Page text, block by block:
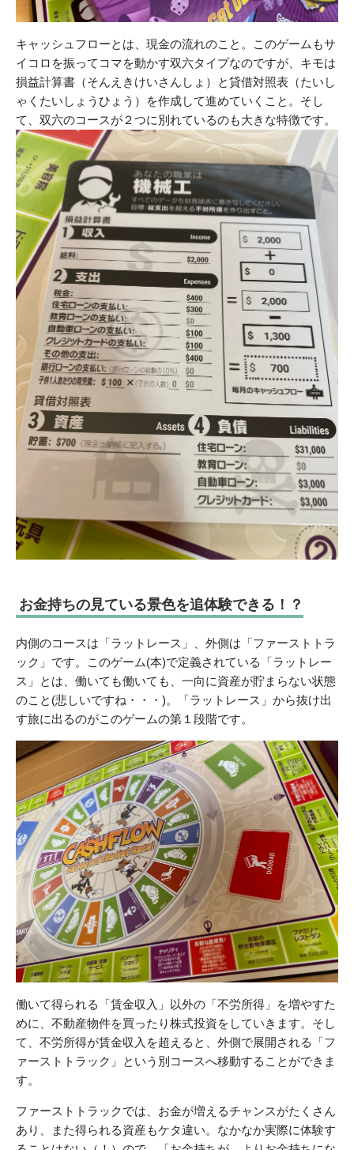
キャッシュフローとは、現金の流れのこと。このゲームもサ
イコロを振ってコマを動かす双六タイプなのですが、キモは
損益計算書（そんえきけいさんしょ）と貸借対照表（たいし
ゃくたいしょうひょう）を作成して進めていくこと。そし
て、双六のコースが２つに別れているのも大きな特徴です。
お金持ちの見ている景色を追体験できる！？
内側のコースは「ラットレース」、外側は「ファーストトラ
ック」です。このゲーム(本)で定義されている「ラットレー
ス」とは、働いても働いても、一向に資産が貯まらない状態
のこと(悲しいですね・・・)。「ラットレース」から抜け出
す旅に出るのがこのゲームの第１段階です。
働いて得られる「賃金収入」以外の「不労所得」を増やすた
めに、不動産物件を買ったり株式投資をしていきます。そし
て、不労所得が賃金収入を超えると、外側で展開される「フ
ァーストトラック」という別コースへ移動することができま
す。
ファーストトラックでは、お金が増えるチャンスがたくさん
あり、また得られる資産もケタ違い。なかなか実際に体験す